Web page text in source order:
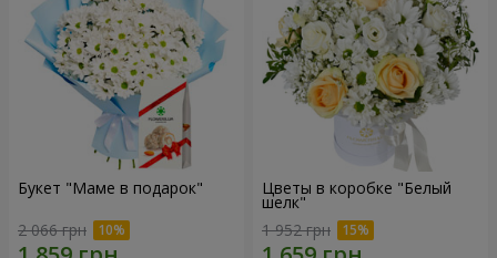
Букет "Маме в подарок"
2 066 грн
Цветы в коробке "Белый
шелк"
1 952 грн